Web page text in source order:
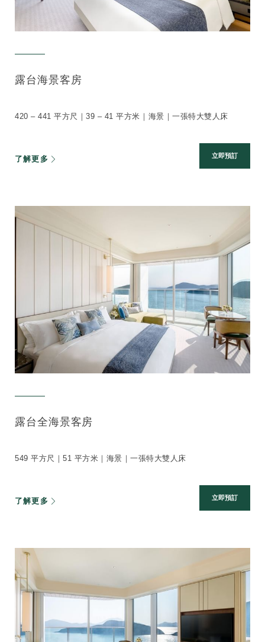
露台海景客房
420 – 441 平方尺｜39 – 41 平方米｜海景｜一張特大雙人床
了解更多 立即預訂
露台全海景客房
549 平方尺｜51 平方米｜海景｜一張特大雙人床
了解更多 立即預訂